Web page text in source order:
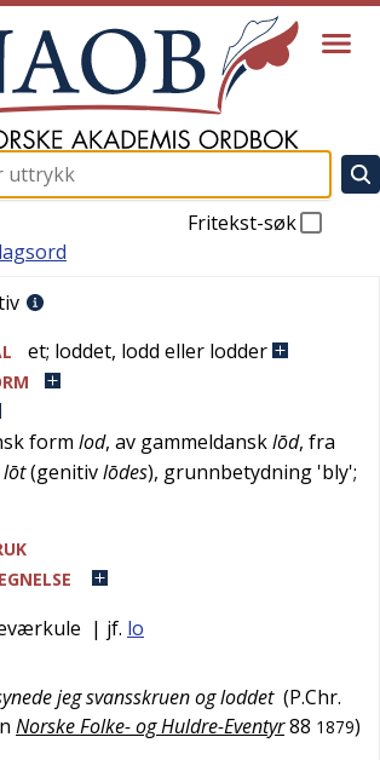
Fritekst-søk
et; loddet, lodd eller lodder
form lod, av gammeldansklōd, fra
lōt(genitivlōdes), grunnbetydning 'bly';
| jf. lo
jeg svansskruen og loddet (P.Chr.
Norske Folke- og Huldre-Eventyr88 1879)